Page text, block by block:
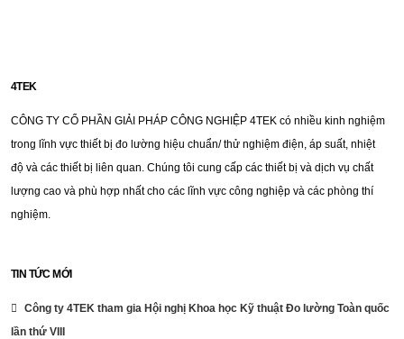
4TEK
CÔNG TY CỔ PHẦN GIẢI PHÁP CÔNG NGHIỆP 4TEK có nhiều kinh nghiệm
trong lĩnh vực thiết bị đo lường hiệu chuẩn/ thử nghiệm điện, áp suất, nhiệt
độ và các thiết bị liên quan. Chúng tôi cung cấp các thiết bị và dịch vụ chất
lượng cao và phù hợp nhất cho các lĩnh vực công nghiệp và các phòng thí
nghiệm.
TIN TỨC MỚI
Công ty 4TEK tham gia Hội nghị Khoa học Kỹ thuật Đo lường Toàn quốc
lần thứ VIII